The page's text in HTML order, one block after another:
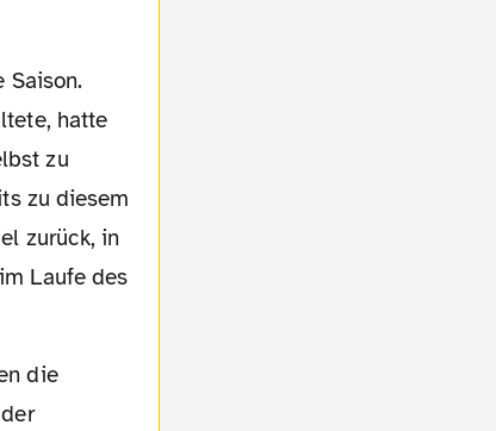
hatte
zu
zu diesem
zurück, in
Laufe des